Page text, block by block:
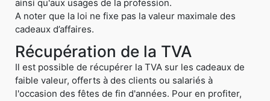
ainsi qu'aux usages de la profession.
A noter que la loi ne fixe pas la valeur maximale des
cadeaux d’affaires.
Récupération de la TVA
Il est possible de récupérer la TVA sur les cadeaux de
faible valeur, offerts à des clients ou salariés à
l'occasion des fêtes de fin d'années. Pour en profiter,